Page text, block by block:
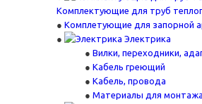
Комплектующие для труб
Комплетующие для запорной
Электрика
Вилки, переходники,
Кабель греющий
Кабель, провода
Материалы для монтажа